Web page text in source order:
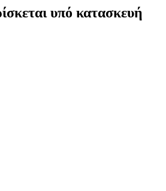
υπό κατασκευή